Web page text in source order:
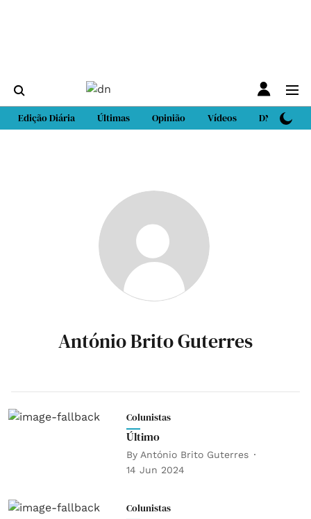
Edição Diária Últimas Opinião Vídeos DN Sport
António Brito Guterres
Colunistas
Último
By António Brito Guterres
14 Jun 2024
Colunistas